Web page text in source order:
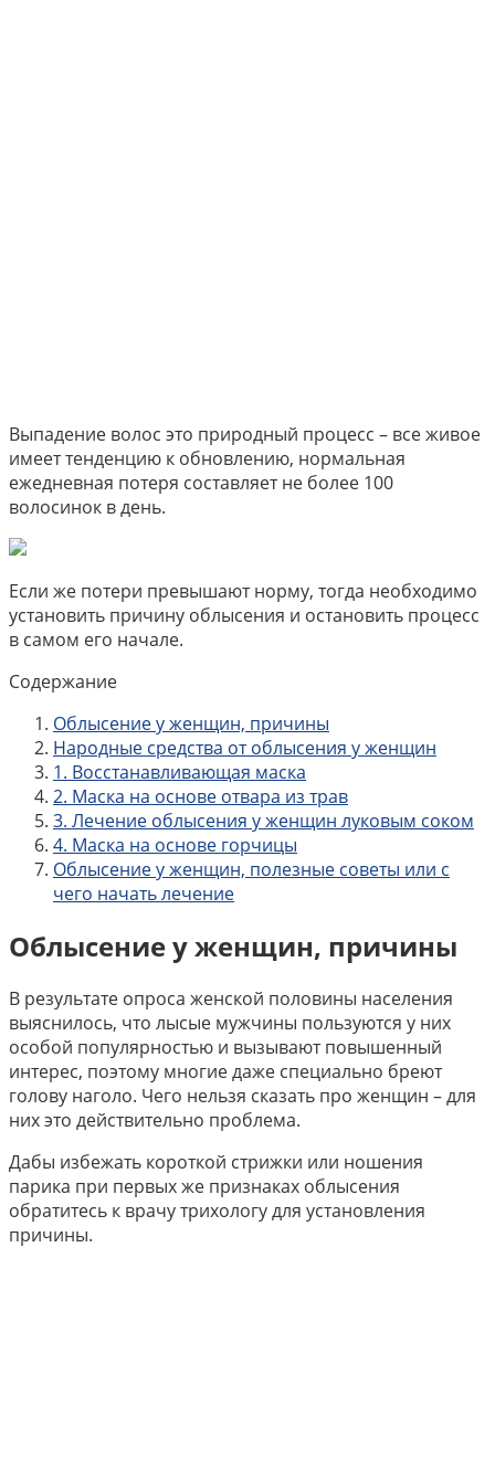
Выпадение волос это природный процесс – все живое
имеет тенденцию к обновлению, нормальная
ежедневная потеря составляет не более 100
волосинок в день.
Если же потери превышают норму, тогда необходимо
установить причину облысения и остановить процесс
в самом его начале.
Содержание
Облысение у женщин, причины
Народные средства от облысения у женщин
1. Восстанавливающая маска
2. Маска на основе отвара из трав
3. Лечение облысения у женщин луковым соком
4. Маска на основе горчицы
Облысение у женщин, полезные советы или с
чего начать лечение
Облысение у женщин, причины
В результате опроса женской половины населения
выяснилось, что лысые мужчины пользуются у них
особой популярностью и вызывают повышенный
интерес, поэтому многие даже специально бреют
голову наголо. Чего нельзя сказать про женщин – для
них это действительно проблема.
Дабы избежать короткой стрижки или ношения
парика при первых же признаках облысения
обратитесь к врачу трихологу для установления
причины.